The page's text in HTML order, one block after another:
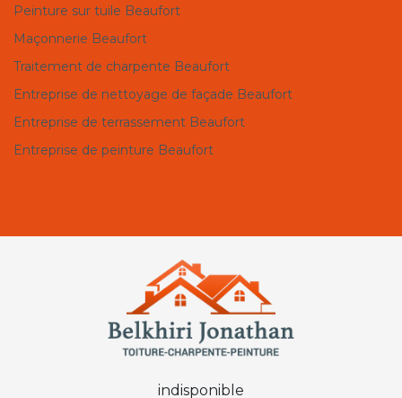
Peinture sur tuile Beaufort
Maçonnerie Beaufort
Traitement de charpente Beaufort
Entreprise de nettoyage de façade Beaufort
Entreprise de terrassement Beaufort
Entreprise de peinture Beaufort
indisponible